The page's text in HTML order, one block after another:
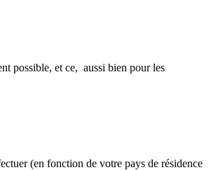
possible, et ce, aussi bien pour les
(en fonction de votre pays de résidence